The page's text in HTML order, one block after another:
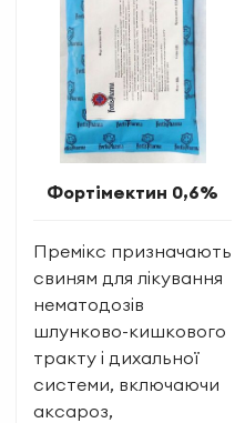
Фортімектин 0,6%
Премікс призначають
свиням для лікування
нематодозів
шлунково-кишкового
тракту і дихальної
системи, включаючи
аксароз,